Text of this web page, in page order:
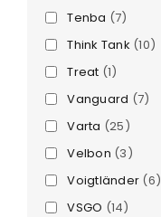
Tenba (7)
Think Tank (10)
Treat (1)
Vanguard (7)
Varta (25)
Velbon (3)
Voigtländer (6)
VSGO (14)